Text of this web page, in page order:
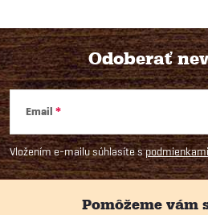
á
d
a
c
i
Z
á
p
Odoberať
Email
Vložením e-mailu súhlasíte s